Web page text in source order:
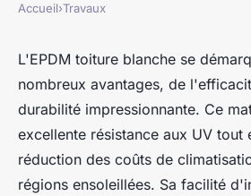
Les avantages
incontournables
toiture blanche
franck•25 mars 2025•4 min de
Accueil›Travaux
L'EPDM toiture blanche se
nombreux avantages, de
durabilité impressionnante. Ce
excellente résistance aux UV tout
réduction des coûts de
régions ensoleillées. Sa facilité